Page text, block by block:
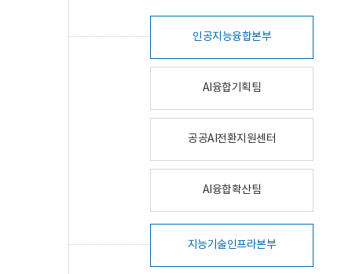
인공지능융합본부
AI융합기획팀
공공AI전환지원센터
AI융합확산팀
지능기술인프라본부